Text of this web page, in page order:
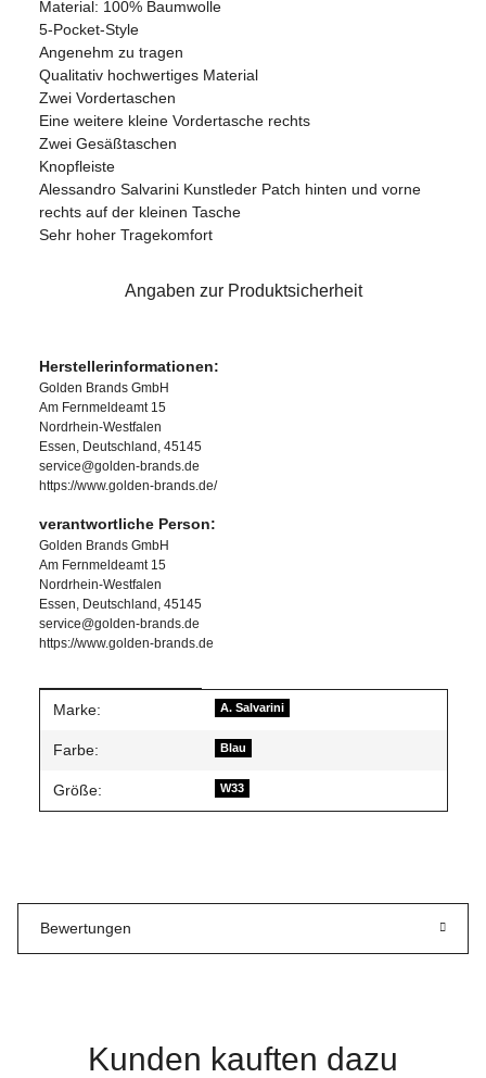
Material: 100% Baumwolle
5-Pocket-Style
Angenehm zu tragen
Qualitativ hochwertiges Material
Zwei Vordertaschen
Eine weitere kleine Vordertasche rechts
Zwei Gesäßtaschen
Knopfleiste
Alessandro Salvarini Kunstleder Patch hinten und vorne
rechts auf der kleinen Tasche
Sehr hoher Tragekomfort
Angaben zur Produktsicherheit
Herstellerinformationen:
Golden Brands GmbH
Am Fernmeldeamt 15
Nordrhein-Westfalen
Essen, Deutschland, 45145
service@golden-brands.de
https://www.golden-brands.de/
verantwortliche Person:
Golden Brands GmbH
Am Fernmeldeamt 15
Nordrhein-Westfalen
Essen, Deutschland, 45145
service@golden-brands.de
https://www.golden-brands.de
Produkteigenschaft
Wert
Marke: A. Salvarini
Farbe: Blau
Größe: W33
Bewertungen
Kunden kauften dazu